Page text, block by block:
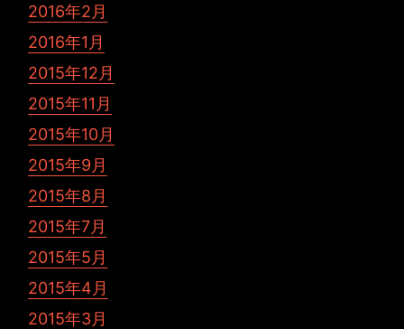
2016年2月
2016年1月
2015年12月
2015年11月
2015年10月
2015年9月
2015年8月
2015年7月
2015年5月
2015年4月
2015年3月